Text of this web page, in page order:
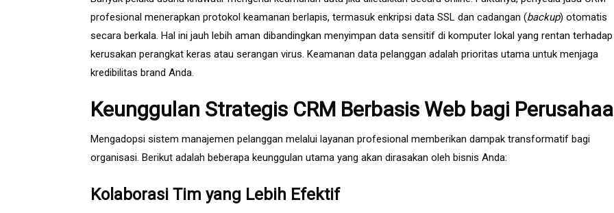
profesional menerapkan protokol keamanan berlapis, termasuk enkripsi data SSL dan cadangan (backup) otomatis
secara berkala. Hal ini jauh lebih aman dibandingkan menyimpan data sensitif di komputer lokal yang rentan terhadap
kerusakan perangkat keras atau serangan virus. Keamanan data pelanggan adalah prioritas utama untuk menjaga
kredibilitas brand Anda.
Keunggulan Strategis CRM Berbasis Web bagi
Mengadopsi sistem manajemen pelanggan melalui layanan profesional memberikan dampak transformatif bagi
organisasi. Berikut adalah beberapa keunggulan utama yang akan dirasakan oleh bisnis Anda:
Kolaborasi Tim yang Lebih Efektif